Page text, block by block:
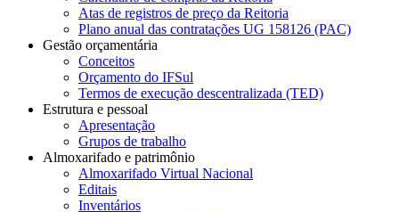
Atas de registros de preço da Reitoria
Plano anual das contratações UG 158126 (PAC)
Gestão orçamentária
Conceitos
Orçamento do IFSul
Termos de execução descentralizada (TED)
Estrutura e pessoal
Apresentação
Grupos de trabalho
Almoxarifado e patrimônio
Almoxarifado Virtual Nacional
Editais
Inventários